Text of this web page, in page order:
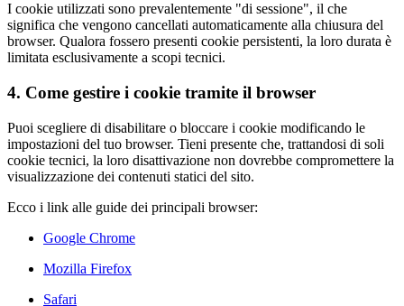
I cookie utilizzati sono prevalentemente "di sessione", il che
significa che vengono cancellati automaticamente alla chiusura del
browser. Qualora fossero presenti cookie persistenti, la loro durata è
limitata esclusivamente a scopi tecnici.
4. Come gestire i cookie tramite il browser
Puoi scegliere di disabilitare o bloccare i cookie modificando le
impostazioni del tuo browser. Tieni presente che, trattandosi di soli
cookie tecnici, la loro disattivazione non dovrebbe compromettere la
visualizzazione dei contenuti statici del sito.
Ecco i link alle guide dei principali browser:
Google Chrome
Mozilla Firefox
Safari